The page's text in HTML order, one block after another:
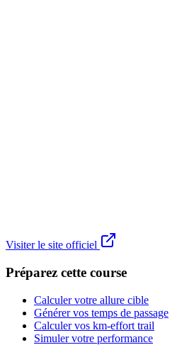
Visiter le site officiel
Préparez cette course
Calculer votre allure cible
Générer vos temps de passage
Calculer vos km-effort trail
Simuler votre performance